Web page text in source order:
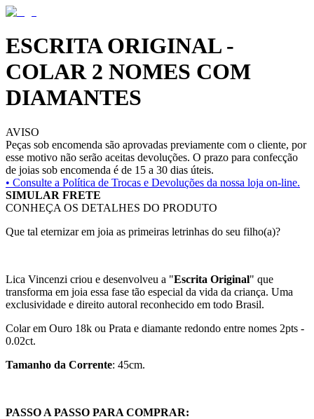
ESCRITA ORIGINAL -
COLAR 2 NOMES COM
DIAMANTES
AVISO
Peças sob encomenda são aprovadas previamente com o cliente, por
esse motivo não serão aceitas devoluções. O prazo para confecção
de joias sob encomenda é de 15 a 30 dias úteis.
• Consulte a Política de Trocas e Devoluções da nossa loja on-line.
SIMULAR FRETE
CONHEÇA OS DETALHES DO PRODUTO
Que tal eternizar em joia as primeiras letrinhas do seu filho(a)?
Lica Vincenzi criou e desenvolveu a "Escrita Original" que
transforma em joia essa fase tão especial da vida da criança. Uma
exclusividade e direito autoral reconhecido em todo Brasil.
Colar em Ouro 18k ou Prata e diamante redondo entre nomes 2pts -
0.02ct.
Tamanho da Corrente: 45cm.
PASSO A PASSO PARA COMPRAR: